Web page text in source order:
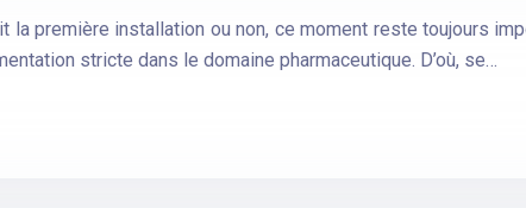
la première installation ou non, ce moment reste toujours
stricte dans le domaine pharmaceutique. D’où, se…